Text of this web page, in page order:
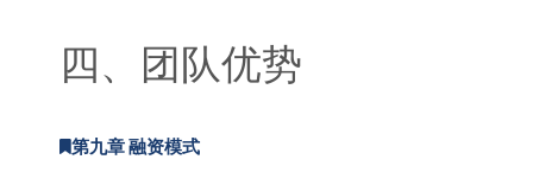
四、团队优势
第九章 融资模式